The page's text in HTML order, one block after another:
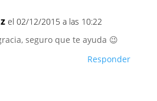
el 02/12/2015 a las 10:22
seguro que te ayuda 😉
Responder